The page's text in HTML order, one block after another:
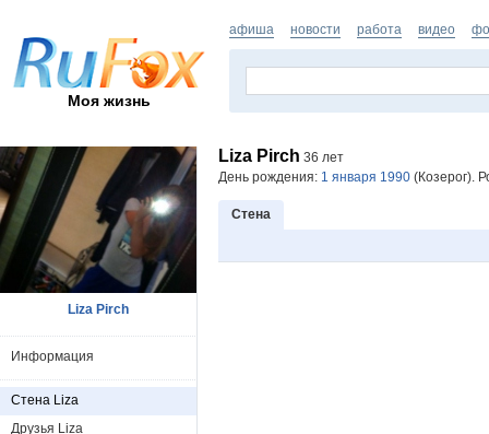
Моя жизнь
афиша новости работа видео
Liza Pirch 36 лет
День рождения: 1 января 1990 (Козерог).
Стена
Liza Pirch
Информация
Стена Liza
Друзья Liza